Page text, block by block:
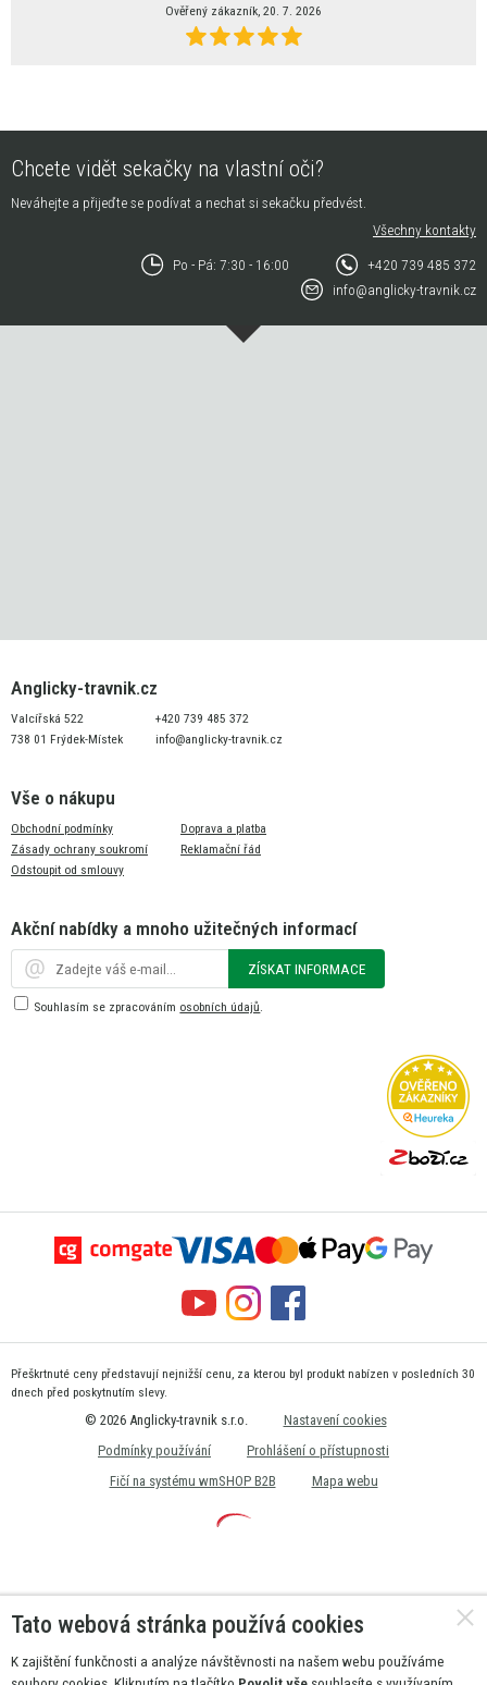
Ověřený zákazník, 20. 7. 2026
Chcete vidět sekačky na vlastní oči?
Neváhejte a přijeďte se podívat a nechat si sekačku předvést.
Všechny kontakty
Po - Pá: 7:30 - 16:00
+420 739 485 372
info@anglicky-travnik.cz
Anglicky-travnik.cz
Valcířská 522
738 01 Frýdek-Místek
+420 739 485 372
info@anglicky-travnik.cz
Vše o nákupu
Obchodní podmínky
Zásady ochrany soukromí
Odstoupit od smlouvy
Doprava a platba
Reklamační řád
Akční nabídky a mnoho užitečných informací
ZÍSKAT INFORMACE
Souhlasím se zpracováním osobních údajů
Přeškrtnuté ceny představují nejnižší cenu, za kterou byl produkt nabízen v posledních 30
dnech před poskytnutím slevy.
© 2026 Anglicky-travnik s.r.o.
Nastavení cookies
Podmínky používání
Prohlášení o přístupnosti
Fičí na systému wmSHOP B2B
Mapa webu
Tato webová stránka používá cookies
K zajištění funkčnosti a analýze návštěvnosti na našem webu používáme